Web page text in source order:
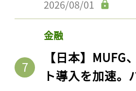
2026/08/01
金融
【日本】
ト導入を加速。